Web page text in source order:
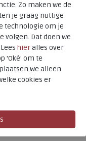
Zo maken we de
je graag nuttige
technologie om je
volgen. Dat doen we
hieralles over
'Oké' om te
we alleen
cookies er